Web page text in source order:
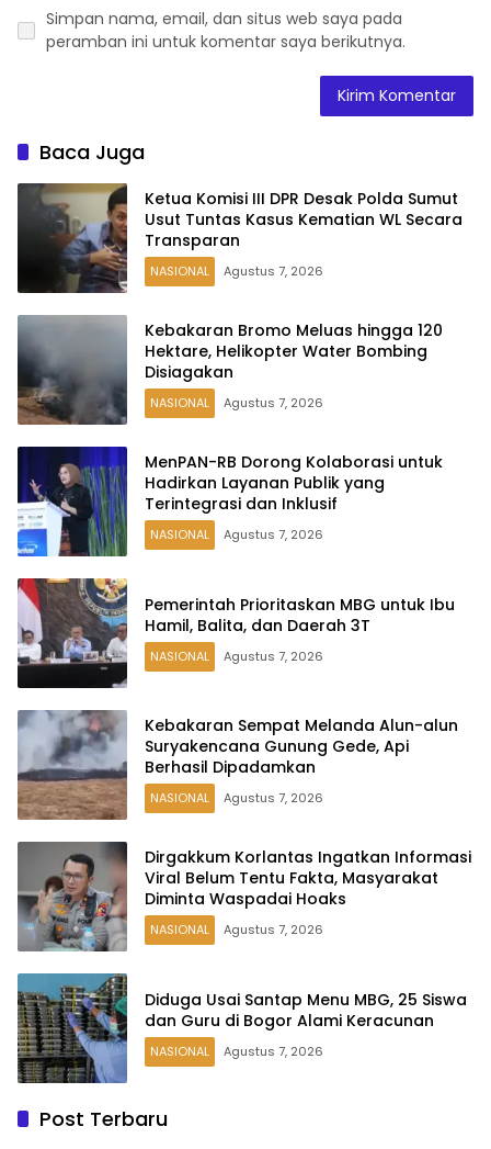
Simpan nama, email, dan situs web saya pada
peramban ini untuk komentar saya berikutnya.
Baca Juga
Ketua Komisi III DPR Desak Polda Sumut
Usut Tuntas Kasus Kematian WL Secara
Transparan
NASIONAL Agustus 7, 2026
Kebakaran Bromo Meluas hingga 120
Hektare, Helikopter Water Bombing
Disiagakan
NASIONAL Agustus 7, 2026
MenPAN-RB Dorong Kolaborasi untuk
Hadirkan Layanan Publik yang
Terintegrasi dan Inklusif
NASIONAL Agustus 7, 2026
Pemerintah Prioritaskan MBG untuk Ibu
Hamil, Balita, dan Daerah 3T
NASIONAL Agustus 7, 2026
Kebakaran Sempat Melanda Alun-alun
Suryakencana Gunung Gede, Api
Berhasil Dipadamkan
NASIONAL Agustus 7, 2026
Dirgakkum Korlantas Ingatkan Informasi
Viral Belum Tentu Fakta, Masyarakat
Diminta Waspadai Hoaks
NASIONAL Agustus 7, 2026
Diduga Usai Santap Menu MBG, 25 Siswa
dan Guru di Bogor Alami Keracunan
NASIONAL Agustus 7, 2026
Post Terbaru